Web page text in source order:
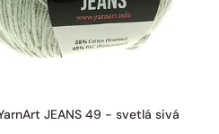
JEANS 49 - svetlá sivá